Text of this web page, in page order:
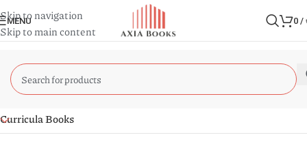
Skip to navigation
Skip to main content
MENU 0 /
Curricula Books